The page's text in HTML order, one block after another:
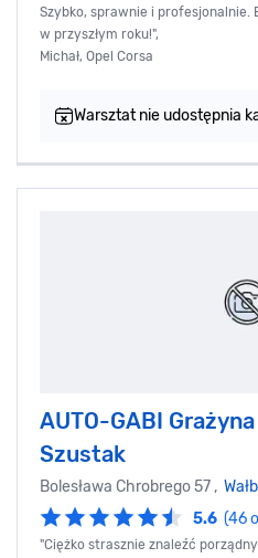
Szybko, sprawnie i profesjonalnie.
w przyszłym roku!",
Michał, Opel Corsa
Warsztat nie udostępnia
AUTO-GABI Grażyna
Szustak
Bolesława Chrobrego 57 ,
5.6 (46
"Ciężko strasznie znaleźć